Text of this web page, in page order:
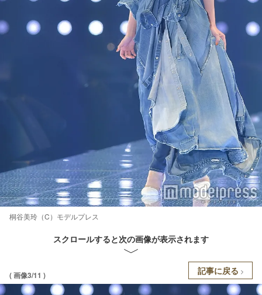
桐谷美玲（C）モデルプレス
スクロールすると次の画像が表示されます
( 画像3/11 ) 記事に戻る